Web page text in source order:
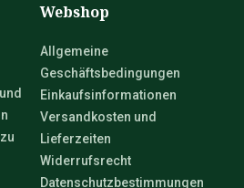
Webshop
Allgemeine
Geschäftsbedingungen
Einkaufsinformationen
Versandkosten und
Lieferzeiten
Widerrufsrecht
Datenschutzbestimmungen